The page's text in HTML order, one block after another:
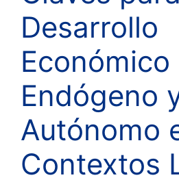
Desarrollo
Económico
Endógeno
Autónomo
Contextos